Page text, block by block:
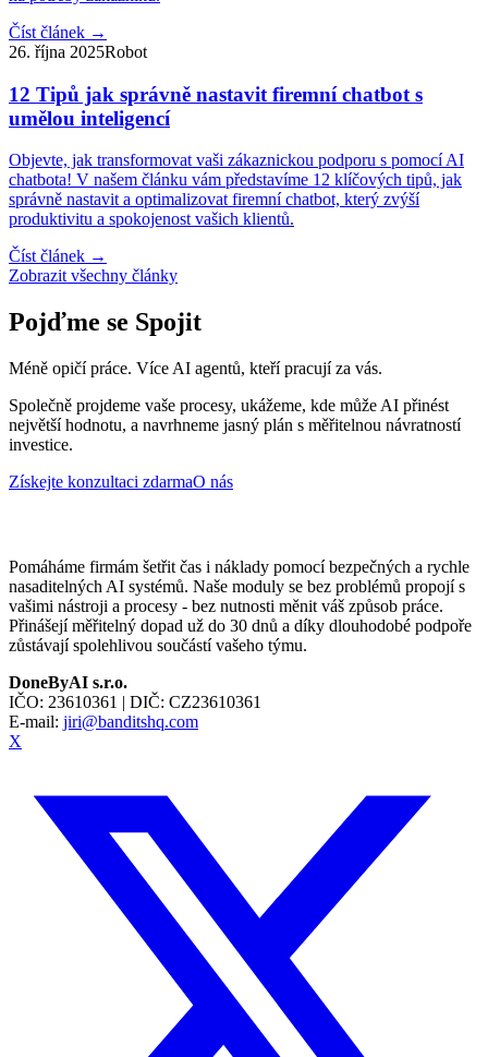
Číst článek →
26. října 2025Robot
12 Tipů jak správně nastavit firemní chatbot s
umělou inteligencí
Objevte, jak transformovat vaši zákaznickou podporu s pomocí AI
chatbota! V našem článku vám představíme 12 klíčových tipů, jak
správně nastavit a optimalizovat firemní chatbot, který zvýší
produktivitu a spokojenost vašich klientů.
Číst článek →
Zobrazit všechny články
Pojďme se Spojit
Méně opičí práce. Více AI agentů, kteří pracují za vás.
Společně projdeme vaše procesy, ukážeme, kde může AI přinést
největší hodnotu, a navrhneme jasný plán s měřitelnou návratností
investice.
Získejte konzultaci zdarmaO nás
Pomáháme firmám šetřit čas i náklady pomocí bezpečných a rychle
nasaditelných AI systémů. Naše moduly se bez problémů propojí s
vašimi nástroji a procesy - bez nutnosti měnit váš způsob práce.
Přinášejí měřitelný dopad už do 30 dnů a díky dlouhodobé podpoře
zůstávají spolehlivou součástí vašeho týmu.
DoneByAI s.r.o.
IČO: 23610361 | DIČ: CZ23610361
E-mail: jiri@banditshq.com
X